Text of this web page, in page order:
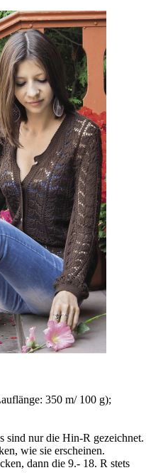
350 m/ 100 g);
sind nur die Hin-R gezeichnet.
wie sie erscheinen.
dann die 9.- 18. R stets